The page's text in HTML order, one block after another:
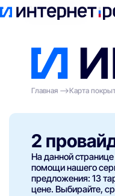
Поиск по адресу
Главная
Карта
2
На данной
помощи нашего
предложения: 13
цене. Выбирайте,